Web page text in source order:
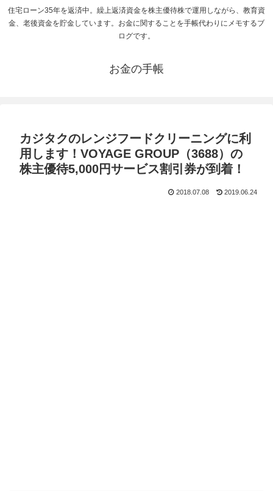
住宅ローン35年を返済中。繰上返済資金を株主優待株で運用しながら、教育資
金、老後資金を貯金しています。お金に関することを手帳代わりにメモするブ
ログです。
お金の手帳
カジタクのレンジフードクリーニングに利
用します！VOYAGE GROUP（3688）の
株主優待5,000円サービス割引券が到着！
2018.07.08 2019.06.24